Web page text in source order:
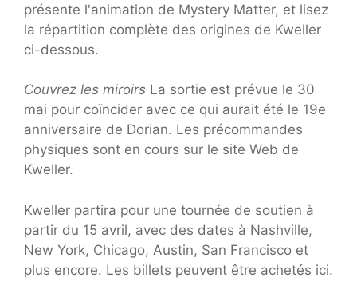
présente l'animation de Mystery Matter, et lisez
la répartition complète des origines de Kweller
ci-dessous.
Couvrez les miroirs La sortie est prévue le 30
mai pour coïncider avec ce qui aurait été le 19e
anniversaire de Dorian. Les précommandes
physiques sont en cours sur le site Web de
Kweller.
Kweller partira pour une tournée de soutien à
partir du 15 avril, avec des dates à Nashville,
New York, Chicago, Austin, San Francisco et
plus encore. Les billets peuvent être achetés ici.